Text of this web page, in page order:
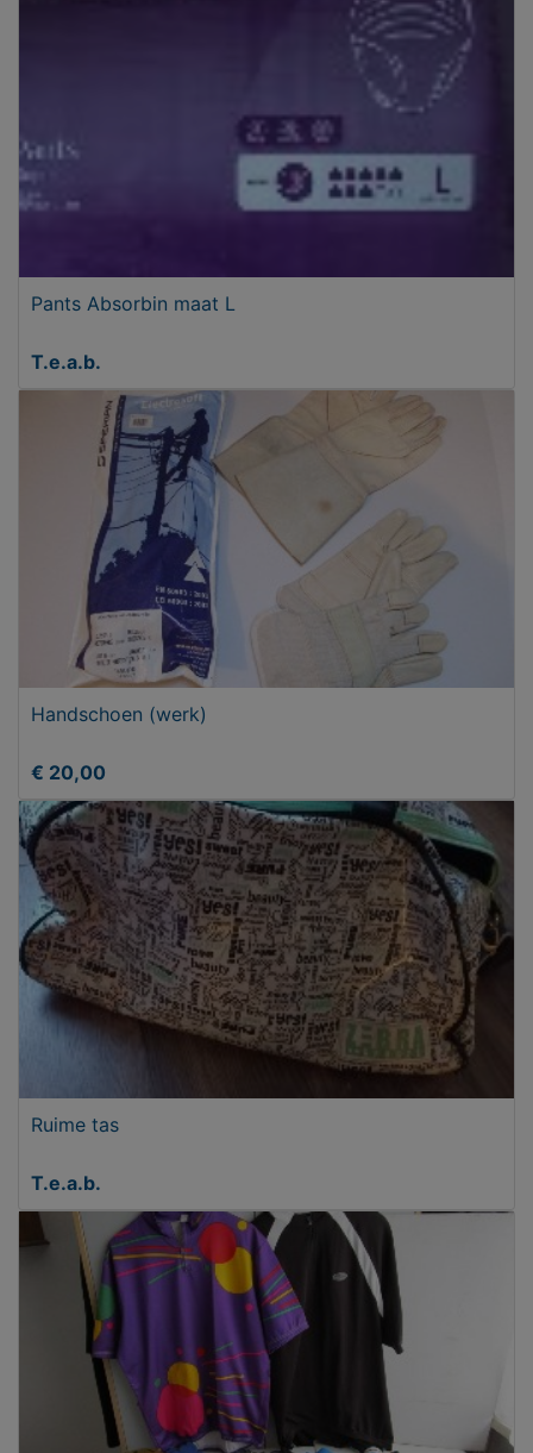
Pants Absorbin maat L
T.e.a.b.
Handschoen (werk)
€ 20,00
Ruime tas
T.e.a.b.